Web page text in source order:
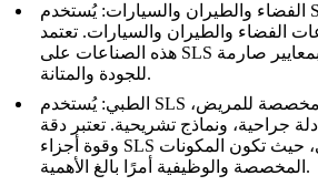
الفضاء والطيران والسيارات: يُستخدم SLS لإنشاء أجزاء متينة
الفضاء والطيران والسيارات. تعتمد
هذه الصناعات على SLS لصنع أجزاء عالية الأداء بمعايير صارمة
للجودة والمتانة.
الطبي: يُستخدم SLS لإنشاء غرسات مخصصة للمريض،
جراحية، ونماذج تشريحية. تعتبر دقة
وقوة أجزاء SLS مثالية للمجال الطبي، حيث تكون المكونات
المخصصة والوظيفية أمرًا بالغ الأهمية.